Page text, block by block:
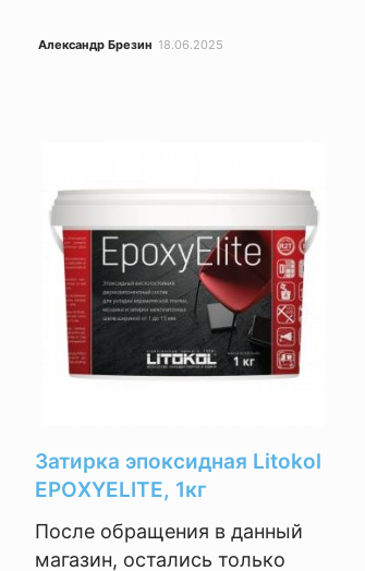
Александр Брезин 18.06.2025
Затирка эпоксидная Litokol
EPOXYELITE, 1кг
После обращения в данный
магазин, остались только